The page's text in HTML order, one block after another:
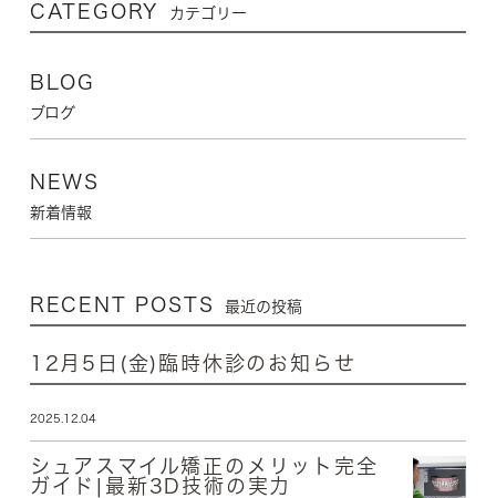
CATEGORY カテゴリー
BLOG
ブログ
NEWS
新着情報
RECENT POSTS 最近の投稿
12月5日(金)臨時休診のお知らせ
2025.12.04
シュアスマイル矯正のメリット完全
ガイド|最新3D技術の実力